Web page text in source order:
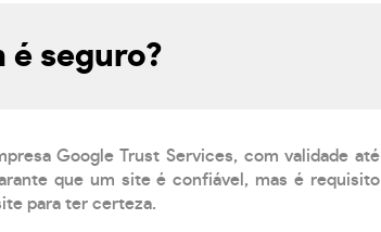
seguro?
Google Trust Services, com validade até
que um site é confiável, mas é requisito
para ter certeza.